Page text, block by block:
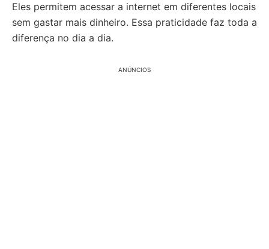
Eles permitem acessar a internet em diferentes locais
sem gastar mais dinheiro. Essa praticidade faz toda a
diferença no dia a dia.
ANÚNCIOS